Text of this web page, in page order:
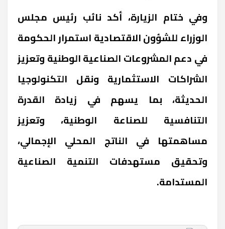
وفي ختام الزيارة، أكد نائب رئيس مجلس
الوزراء للشؤون الاقتصادية استمرار الحكومة
في دعم المشروعات الصناعية الوطنية وتعزيز
الشراكات الاستثمارية ونقل التكنولوجيا
الحديثة، بما يسهم في زيادة القدرة
التنافسية للصناعة الوطنية، وتعزيز
مساهمتها في الناتج المحلي الإجمالي،
وتحقيق مستهدفات التنمية الصناعية
المستدامة.